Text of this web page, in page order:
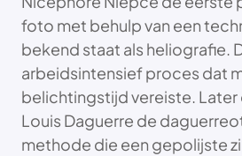
foto met behulp van een
bekend staat als heliografie.
arbeidsintensief proces dat
belichtingstijd vereiste.
Louis Daguerre de
methode die een gepolijste